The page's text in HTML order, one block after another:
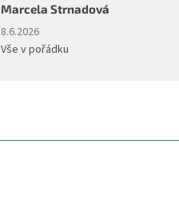
Marcela Strnadová
Hodnocení obchodu je 5 z 5 hvězdiček.
8.6.2026
Vše v pořádku